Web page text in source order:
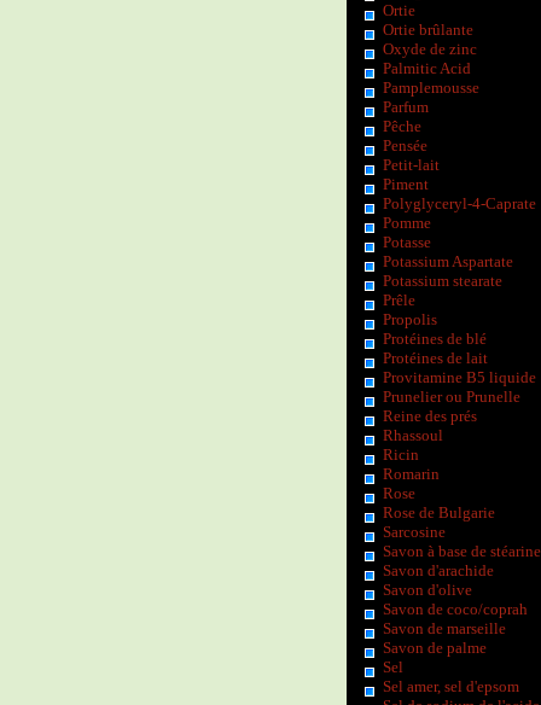
Ortie
Ortie brûlante
Oxyde de zinc
Palmitic Acid
Pamplemousse
Parfum
Pêche
Pensée
Petit-lait
Piment
Polyglyceryl-4-Caprate
Pomme
Potasse
Potassium Aspartate
Potassium stearate
Prêle
Propolis
Protéines de blé
Protéines de lait
Provitamine B5 liquide
Prunelier ou Prunelle
Reine des prés
Rhassoul
Ricin
Romarin
Rose
Rose de Bulgarie
Sarcosine
Savon à base de stéarine
Savon d'arachide
Savon d'olive
Savon de coco/coprah
Savon de marseille
Savon de palme
Sel
Sel amer, sel d'epsom